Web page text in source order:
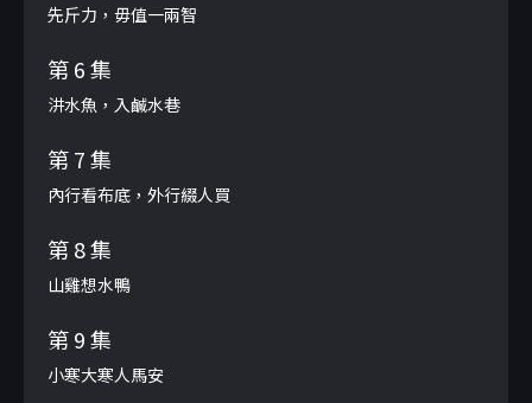
先斤力，毋值一兩智
第 6 集
汫水魚，入鹹水巷
第 7 集
內行看布底，外行綴人買
第 8 集
山雞想水鴨
第 9 集
小寒大寒人馬安